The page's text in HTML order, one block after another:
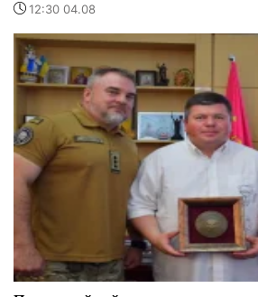
12:30 04.08